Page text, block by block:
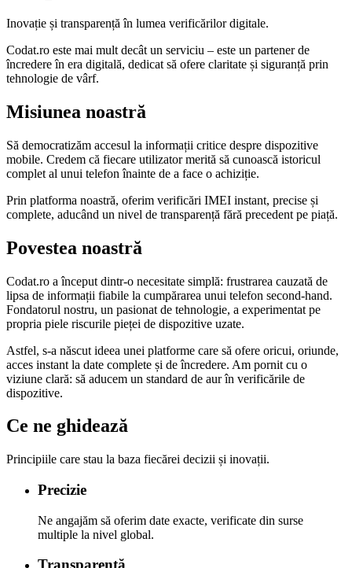
Inovație și transparență în lumea verificărilor digitale.
Codat.ro este mai mult decât un serviciu – este un partener de
încredere în era digitală, dedicat să ofere claritate și siguranță prin
tehnologie de vârf.
Misiunea noastră
Să democratizăm accesul la informații critice despre dispozitive
mobile. Credem că fiecare utilizator merită să cunoască istoricul
complet al unui telefon înainte de a face o achiziție.
Prin platforma noastră, oferim verificări IMEI instant, precise și
complete, aducând un nivel de transparență fără precedent pe piață.
Povestea noastră
Codat.ro a început dintr-o necesitate simplă: frustrarea cauzată de
lipsa de informații fiabile la cumpărarea unui telefon second-hand.
Fondatorul nostru, un pasionat de tehnologie, a experimentat pe
propria piele riscurile pieței de dispozitive uzate.
Astfel, s-a născut ideea unei platforme care să ofere oricui, oriunde,
acces instant la date complete și de încredere. Am pornit cu o
viziune clară: să aducem un standard de aur în verificările de
dispozitive.
Ce ne ghidează
Principiile care stau la baza fiecărei decizii și inovații.
Precizie
Ne angajăm să oferim date exacte, verificate din surse
multiple la nivel global.